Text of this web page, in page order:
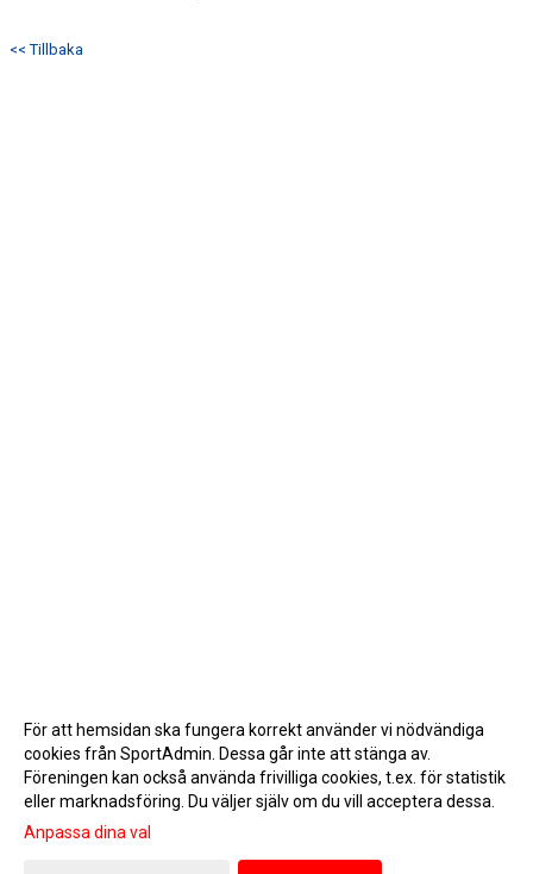
<< Tillbaka
Gå till Webbversion
För att hemsidan ska fungera korrekt använder vi nödvändiga
cookies från SportAdmin. Dessa går inte att stänga av.
Föreningen kan också använda frivilliga cookies, t.ex. för statistik
eller marknadsföring. Du väljer själv om du vill acceptera dessa.
Anpassa dina val